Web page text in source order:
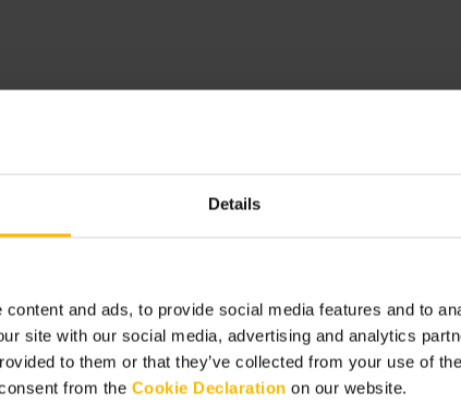
Details
and ads, to provide social media features and to
site with our social media, advertising and analytics
to them or that they’ve collected from your use of
from the Cookie Declaration on our website.
drukke avonden. Vraag de
smart-casual voor een nette maar